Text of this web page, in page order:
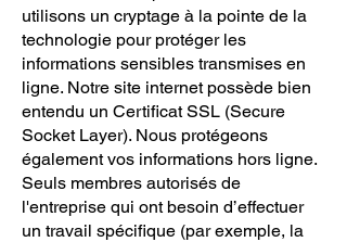
utilisons un cryptage à la pointe de la
technologie pour protéger les
informations sensibles transmises en
ligne. Notre site internet possède bien
entendu un Certificat SSL (Secure
Socket Layer). Nous protégeons
également vos informations hors ligne.
Seuls membres autorisés de
l'entreprise qui ont besoin d’effectuer
un travail spécifique (par exemple, la